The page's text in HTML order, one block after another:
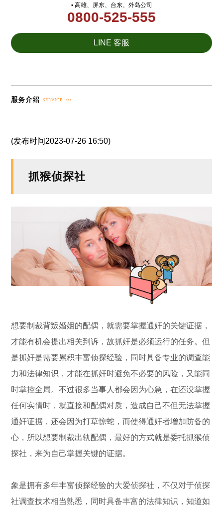
▪ 高雄、屏东、台东、外岛公司
0800-525-555
LINE 客服
(发布时间2023-07-26 16:50)
抓猴侦探社
想要制裁背叛婚姻的配偶，就需要掌握通奸的关键证据，
才能有机会提出相关到诉，故抓奸是必须运行的任务。但
是抓奸是需要累积丰富侦探经验，同时具备专业的调查能
力和法律知识，才能在抓奸时避免不必要的风险，又能同
时掌控全局。不过很多当事人都会因为心急，在还没掌握
任何实情时，就直接和配偶对质，造成自己不但无法掌握
通奸证据，还会因为打草惊蛇，而使得通奸者增加防备的
心，所以想要制裁出轨配偶，最好的方式就是委托抓猴侦
探社，来为自己掌握关键的证据。
象是拥有多年丰富侦探经验的大爱侦探社，不仅对于侦探
社调查技术相当熟悉，同时具备丰富的法律知识，知道如